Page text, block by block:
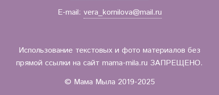
E-mail: vera_kornilova@mail.ru
Использование текстовых и фото материалов без
прямой ссылки на сайт mama-mila.ru ЗАПРЕЩЕНО.
© Мама Мыла 2019-2025